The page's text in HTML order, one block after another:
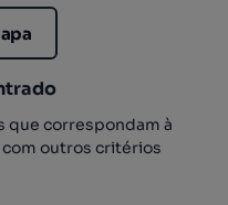
que correspondam à
com outros critérios